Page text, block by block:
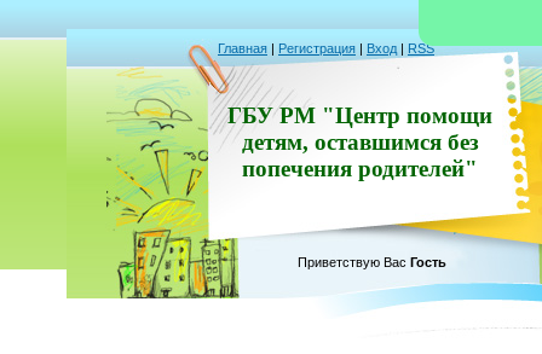
Главная | Регистрация | Вход | RSS
ГБУ РМ "Центр помощи
детям, оставшимся без
попечения родителей"
Приветствую Вас Гость